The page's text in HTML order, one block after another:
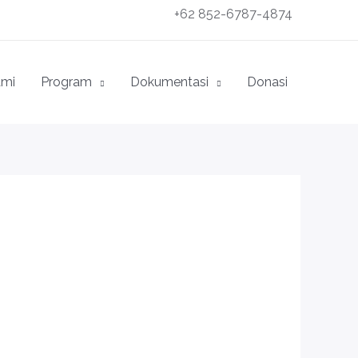
+62 852-6787-4874
Program Dokumentasi Donasi